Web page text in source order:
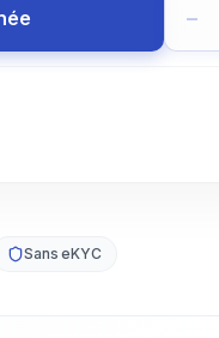
−
Sans eKYC